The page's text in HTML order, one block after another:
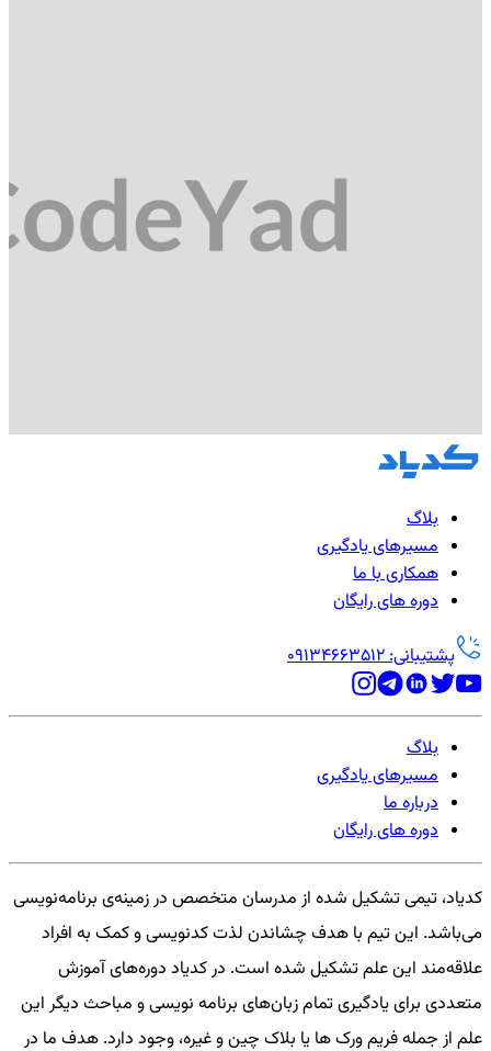
بلاگ
مسیرهای یادگیری
همکاری با ما
دوره های رایگان
پشتیبانی: 09134663512
بلاگ
مسیرهای یادگیری
درباره ما
دوره های رایگان
کدیاد، تیمی تشکیل شده از مدرسان متخصص در زمینه‌ی برنامه‌نویسی
می‌باشد. این تیم با هدف چشاندن لذت کدنویسی و کمک به افراد
علاقه‌مند این علم تشکیل شده است. در کدیاد دوره‌های آموزش
متعددی برای یادگیری تمام زبان‌های برنامه نویسی و مباحث دیگر این
علم از جمله فریم ورک ها یا بلاک چین و غیره، وجود دارد. هدف ما در